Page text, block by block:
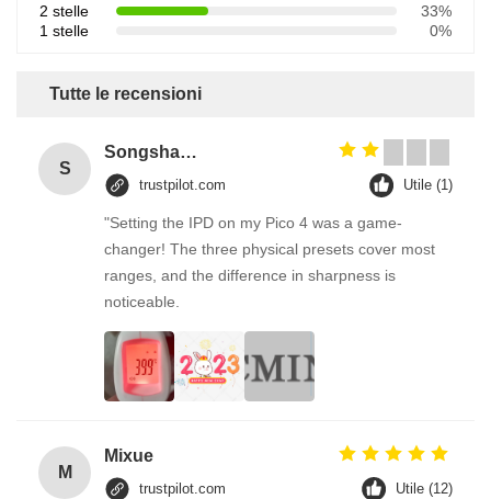
2 stelle
33%
1 stelle
0%
Tutte le recensioni
S
Songshang
trustpilot.com Utile (1)
"Setting the IPD on my Pico 4 was a game-
changer! The three physical presets cover most
ranges, and the difference in sharpness is
noticeable.
M
Mixue
trustpilot.com Utile (12)